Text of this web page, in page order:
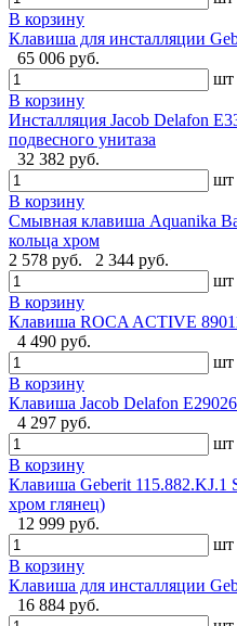
В корзину
Клавиша для инсталляции
65 006 руб.
шт
В корзину
Инсталляция Jacob Delafon
подвесного унитаза
32 382 руб.
шт
В корзину
Cмывная клавиша Aquanika
кольца хром
2 578 руб.
2 344 руб.
шт
В корзину
Клавиша ROCA ACTIVE
4 490 руб.
шт
В корзину
Клавиша Jacob Delafon
4 297 руб.
шт
В корзину
Клавиша Geberit 115.882.KJ.1
хром глянец)
12 999 руб.
шт
В корзину
Клавиша для инсталляции
16 884 руб.